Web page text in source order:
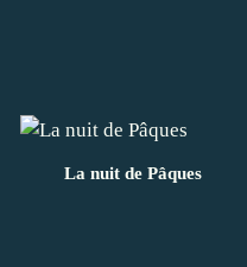
La nuit de Pâques